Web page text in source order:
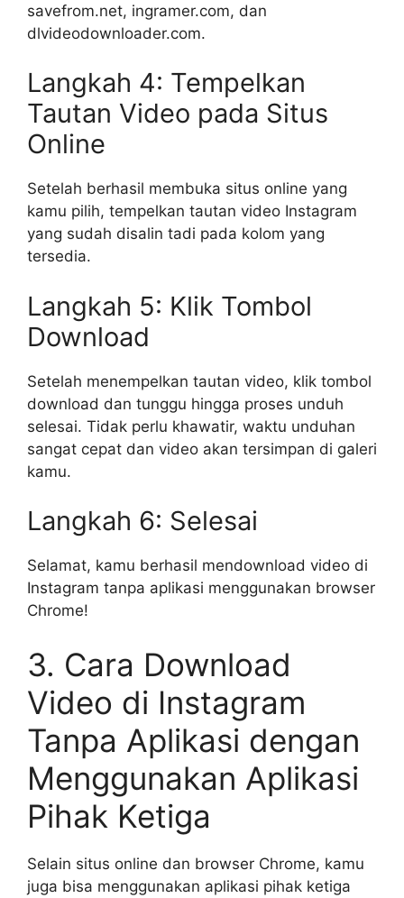
savefrom.net, ingramer.com, dan
dlvideodownloader.com.
Langkah 4: Tempelkan
Tautan Video pada Situs
Online
Setelah berhasil membuka situs online yang
kamu pilih, tempelkan tautan video Instagram
yang sudah disalin tadi pada kolom yang
tersedia.
Langkah 5: Klik Tombol
Download
Setelah menempelkan tautan video, klik tombol
download dan tunggu hingga proses unduh
selesai. Tidak perlu khawatir, waktu unduhan
sangat cepat dan video akan tersimpan di galeri
kamu.
Langkah 6: Selesai
Selamat, kamu berhasil mendownload video di
Instagram tanpa aplikasi menggunakan browser
Chrome!
3. Cara Download
Video di Instagram
Tanpa Aplikasi dengan
Menggunakan Aplikasi
Pihak Ketiga
Selain situs online dan browser Chrome, kamu
juga bisa menggunakan aplikasi pihak ketiga